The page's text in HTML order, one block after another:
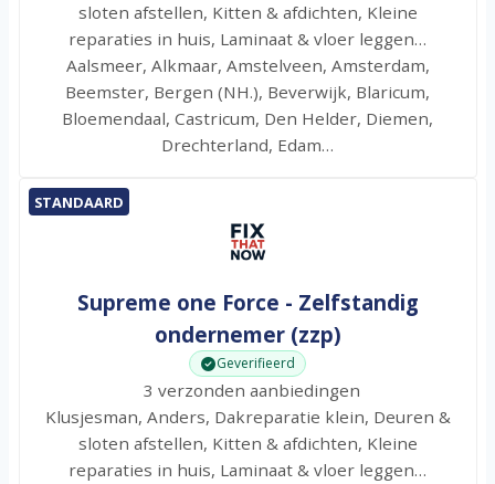
sloten afstellen, Kitten & afdichten, Kleine
reparaties in huis, Laminaat & vloer leggen…
Aalsmeer, Alkmaar, Amstelveen, Amsterdam,
Beemster, Bergen (NH.), Beverwijk, Blaricum,
Bloemendaal, Castricum, Den Helder, Diemen,
Drechterland, Edam…
STANDAARD
Supreme one Force - Zelfstandig
ondernemer (zzp)
Geverifieerd
3 verzonden aanbiedingen
Klusjesman, Anders, Dakreparatie klein, Deuren &
sloten afstellen, Kitten & afdichten, Kleine
reparaties in huis, Laminaat & vloer leggen…